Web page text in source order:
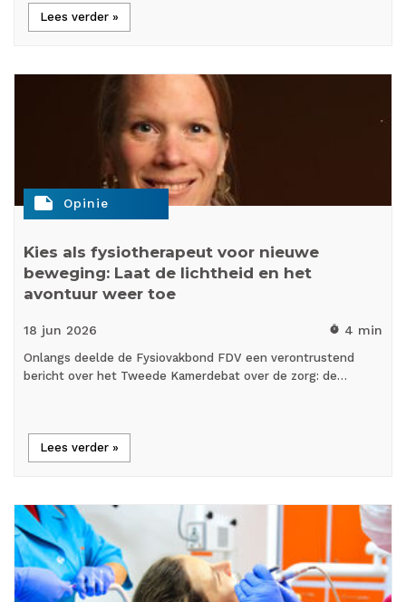
Lees verder »
note Opinie
Kies als fysiotherapeut voor nieuwe
beweging: Laat de lichtheid en het
avontuur weer toe
18 jun 2026 timer 4 min
Onlangs deelde de Fysiovakbond FDV een verontrustend
bericht over het Tweede Kamerdebat over de zorg: de…
Lees verder »